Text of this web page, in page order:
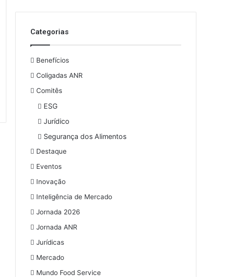
s
u
e
d
e
e
a
i
Categorias
Benefícios
Coligadas ANR
Comitês
ESG
Jurídico
Segurança dos Alimentos
Destaque
Eventos
Inovação
Inteligência de Mercado
Jornada 2026
Jornada ANR
Jurídicas
Mercado
Mundo Food Service